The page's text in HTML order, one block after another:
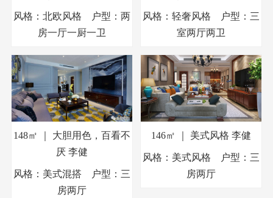
风格：北欧风格 户型：两
房一厅一厨一卫
风格：轻奢风格 户型：三
室两厅两卫
148㎡ ｜ 大胆用色，百看不
厌 李健
风格：美式混搭 户型：三
房两厅
146㎡ ｜ 美式风格 李健
风格：美式风格 户型：三
房两厅